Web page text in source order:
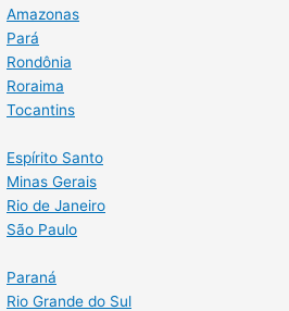
Amazonas
Pará
Rondônia
Roraima
Tocantins
Espírito Santo
Minas Gerais
Rio de Janeiro
São Paulo
Paraná
Rio Grande do Sul